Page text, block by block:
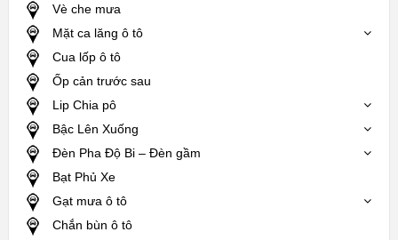
Vè che mưa
Mặt ca lăng ô tô
Cua lốp ô tô
Ốp cản trước sau
Lip Chia pô
Bậc Lên Xuống
Đèn Pha Độ Bi – Đèn gầm
Bạt Phủ Xe
Gạt mưa ô tô
Chắn bùn ô tô